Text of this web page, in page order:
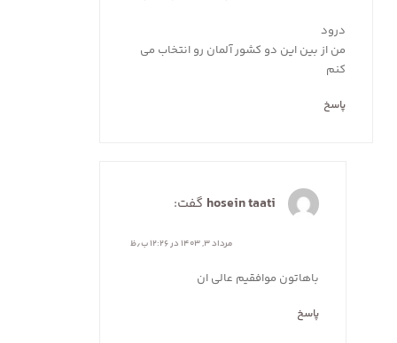
درود
من از بین این دو کشور آلمان رو انتخاب می
کنم
پاسخ
hosein taati گفت:
مرداد ۳, ۱۴۰۳ در ۱۲:۲۶ ب٫ظ
باهاتون موافقیم عالی ان
پاسخ